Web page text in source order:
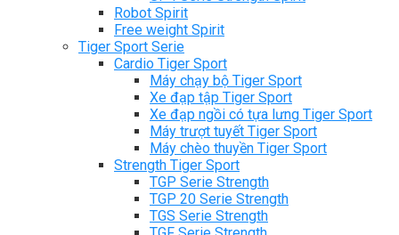
Robot Spirit
Free weight Spirit
Tiger Sport Serie
Cardio Tiger Sport
Máy chạy bộ Tiger Sport
Xe đạp tập Tiger Sport
Xe đạp ngồi có tựa lưng Tiger Sport
Máy trượt tuyết Tiger Sport
Máy chèo thuyền Tiger Sport
Strength Tiger Sport
TGP Serie Strength
TGP 20 Serie Strength
TGS Serie Strength